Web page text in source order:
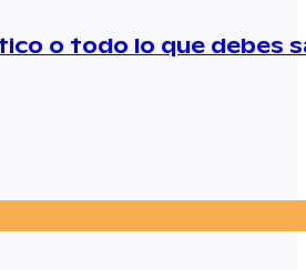
o todo lo que debes